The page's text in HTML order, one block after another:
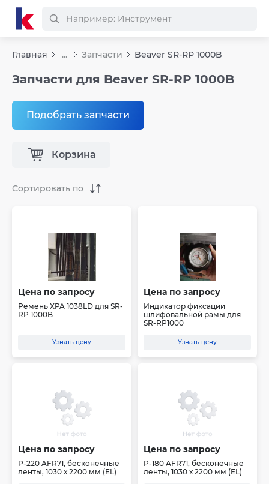
Главная ... Запчасти Beaver SR-RP 1000B
Запчасти для Beaver SR-RP 1000B
Подобрать запчасти
Корзина
Цена по запросу
Ремень XPA 1038LD для SR-
RP 1000B
Узнать цену
Цена по запросу
Индикатор фиксации
шлифовальной рамы для
SR-RP1000
Узнать цену
Цена по запросу
P-220 AFR71, бесконечные
ленты, 1030 х 2200 мм (EL)
Цена по запросу
P-180 AFR71, бесконечные
ленты, 1030 х 2200 мм (EL)